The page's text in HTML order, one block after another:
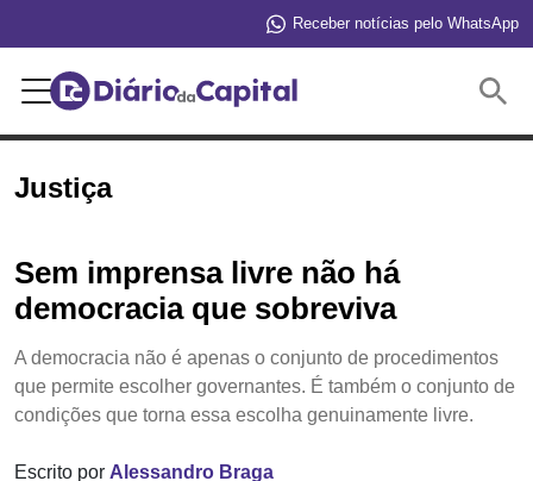
Receber notícias pelo WhatsApp
Justiça
Sem imprensa livre não há
democracia que sobreviva
A democracia não é apenas o conjunto de procedimentos
que permite escolher governantes. É também o conjunto de
condições que torna essa escolha genuinamente livre.
Escrito por Alessandro Braga